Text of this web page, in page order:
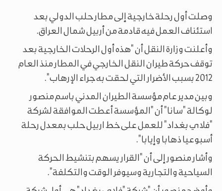
وصلت أول رحلة خارجية إلى مطار حلب الدولي بعد
استئناف العمل فيه قادمة من أربيل شمال العراق.
وأعلنت وزارة النقل أن "هذه أول الرحلات الخارجية بعد
توقف حركة طيران النقل الخارجي في المطار منذ العام
2012 بسبب الأضرار التي لحقت به جراء الإرهاب".
وبين مدير عام مؤسسة الطيران المدني باسم منصور
لوكالة "سانا" أن "المؤسسة أعطت الموافقة لشركة
"فلاي بغداد" للعمل على خط اربيل حلب بمعدل رحلة
أسبوعيا ذهابا وإيابا".
وأشار منصور إلى أن "القرار يسهم بتنشيط الحركة
السياحية والتجارية وسيوفر الوقت والتكلفة".